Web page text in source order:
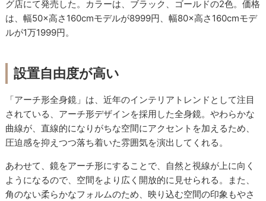
グ店にて発売した。カラーは、ブラック、ゴールドの2色。価格
は、幅50×高さ160cmモデルが8999円、幅80×高さ160cmモデ
ルが1万1999円。
設置自由度が高い
「アーチ形全身鏡」は、近年のインテリアトレンドとして注目
されている、アーチ形デザインを採用した全身鏡。やわらかな
曲線が、直線的になりがちな空間にアクセントを加えるため、
圧迫感を抑えつつ落ち着いた雰囲気を演出してくれる。
あわせて、鏡をアーチ形にすることで、自然と視線が上に向く
ようになるので、空間をより広く開放的に見せられる。また、
角のない柔らかなフォルムのため、映り込む空間の印象もやさ